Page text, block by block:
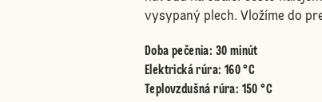
vysypaný plech. Vložíme do
Doba pečenia: 30 minút
Elektrická rúra: 160 °C
Teplovzdušná rúra: 150 °C